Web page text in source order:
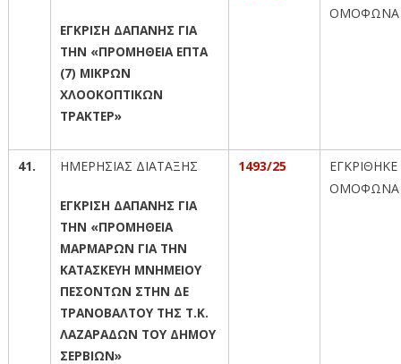
ΕΓΚΡΙΣΗ ΔΑΠΑΝΗΣ ΓΙΑ
ΤΗΝ «ΠΡΟΜΗΘΕΙΑ ΕΠΤΑ
(7) ΜΙΚΡΩΝ
ΧΛΟΟΚΟΠΤΙΚΩΝ
ΤΡΑΚΤΕΡ»
ΟΜΟΦΩΝΑ
41. ΗΜΕΡΗΣΙΑΣ ΔΙΑΤΑΞΗΣ
ΕΓΚΡΙΣΗ ΔΑΠΑΝΗΣ ΓΙΑ
ΤΗΝ «ΠΡΟΜΗΘΕΙΑ
ΜΑΡΜΑΡΩΝ ΓΙΑ ΤΗΝ
ΚΑΤΑΣΚΕΥΗ ΜΝΗΜΕΙΟΥ
ΠΕΣΟΝΤΩΝ ΣΤΗΝ ΔΕ
ΤΡΑΝΟΒΑΛΤΟΥ ΤΗΣ Τ.Κ.
ΛΑΖΑΡΑΔΩΝ ΤΟΥ ΔΗΜΟΥ
ΣΕΡΒΙΩΝ»
1493/25
ΕΓΚΡΙΘΗΚΕ
ΟΜΟΦΩΝΑ